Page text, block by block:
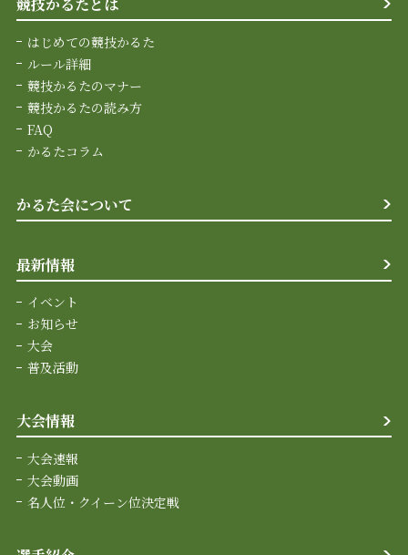
はじめての競技かるた
ルール詳細
競技かるたのマナー
競技かるたの読み方
FAQ
かるたコラム
かるた会について
最新情報
イベント
お知らせ
大会
普及活動
大会情報
大会速報
大会動画
名人位・クイーン位決定戦